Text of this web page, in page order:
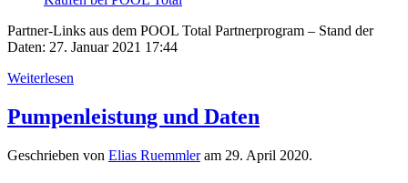
Partner-Links aus dem POOL Total Partnerprogram – Stand der
Daten: 27. Januar 2021 17:44
Weiterlesen
Pumpenleistung und Daten
Geschrieben von Elias Ruemmleram 29. April 2020.